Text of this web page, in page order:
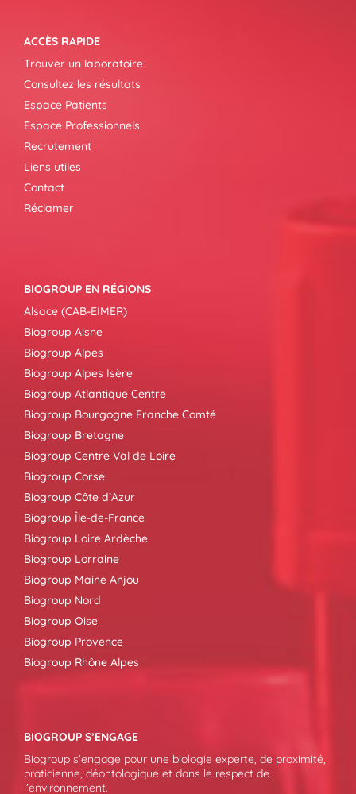
ACCÈS RAPIDE
Trouver un laboratoire
Consultez les résultats
Espace Patients
Espace Professionnels
Recrutement
Liens utiles
Contact
Réclamer
BIOGROUP EN RÉGIONS
Alsace (CAB-EIMER)
Biogroup Aisne
Biogroup Alpes
Biogroup Alpes Isère
Biogroup Atlantique Centre
Biogroup Bourgogne Franche Comté
Biogroup Bretagne
Biogroup Centre Val de Loire
Biogroup Corse
Biogroup Côte d’Azur
Biogroup Île-de-France
Biogroup Loire Ardèche
Biogroup Lorraine
Biogroup Maine Anjou
Biogroup Nord
Biogroup Oise
Biogroup Provence
Biogroup Rhône Alpes
BIOGROUP S’ENGAGE
Biogroup s’engage pour une biologie experte, de proximité,
praticienne, déontologique et dans le respect de
l’environnement.